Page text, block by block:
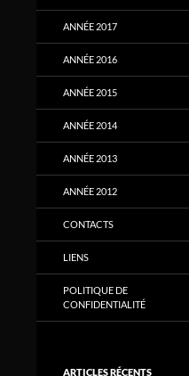
ANNÉE 2017
ANNÉE 2016
ANNÉE 2015
ANNÉE 2014
ANNÉE 2013
ANNÉE 2012
CONTACTS
LIENS
POLITIQUE DE
CONFIDENTIALITÉ
ARTICLES RÉCENTS